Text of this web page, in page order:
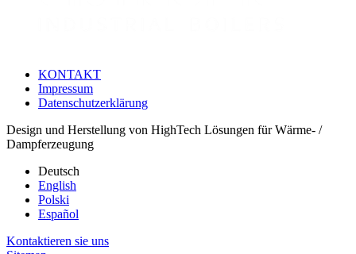
KONTAKT
Impressum
Datenschutzerklärung
Design und Herstellung von HighTech Lösungen für Wärme- /
Dampferzeugung
Deutsch
English
Polski
Español
Kontaktieren sie uns